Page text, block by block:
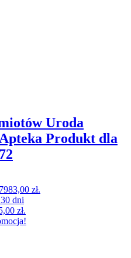
Uroda
Produkt dla
zł.
dni
zł.